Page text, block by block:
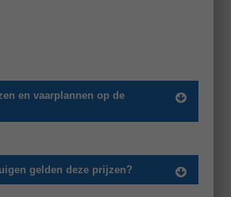
en vaarplannen op de
gelden deze prijzen?